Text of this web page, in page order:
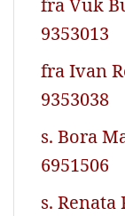
fra Vuk
9353013
fra Ivan
9353038
s. Bora
6951506
s. Renata